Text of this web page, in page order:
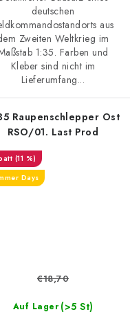
deutschen
aus
Zweiten Weltkrieg im
1:35. Farben und
Kleber sind nicht im
Lieferumfang...
Raupenschlepper Ost
RSO/01. Last Prod
(11 %)
Days
Auf Lager (>5 St)
€18,70